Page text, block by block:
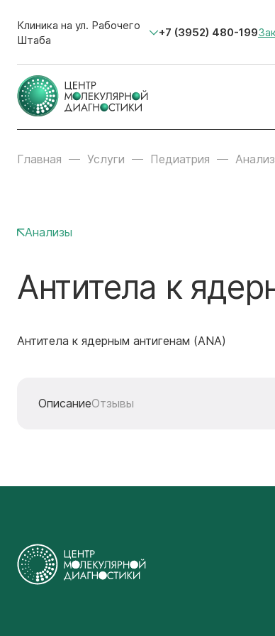
Клиника на ул. Рабочего
Штаба
+7 (3952) 480-199
Главная Услуги Педиатрия
Анализы
Антитела к
Антитела к ядерным антигенам (ANA)
ОписаниеОтзывы